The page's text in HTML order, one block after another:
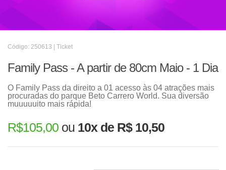
Código: 250613 | Ticket
Family Pass - A partir de 80cm Maio - 1 Dia
O Family Pass da direito a 01 acesso às 04 atrações mais
procuradas do parque Beto Carrero World. Sua diversão
muuuuuito mais rápida!
R$105,00 ou 10x de R$ 10,50